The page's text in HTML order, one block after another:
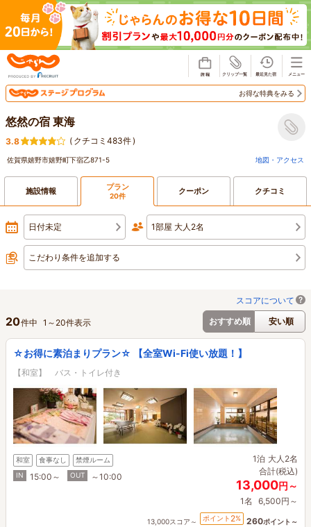
お得な特典をみる
悠然の宿 東海
3.8 ( クチコミ483件)
佐賀県嬉野市嬉野町下宿乙871-5 地図・アクセス
施設情報 プラン
20件 クーポン クチコミ
日付未定 1部屋 大人2名
こだわり条件を追加する
スコアについて
おすすめ順
安い順
20件中 1 ～ 20件表示
☆お得に素泊まりプラン☆ 【全室Wi-Fi使い放題！】
【和室】 バス・トイレ付き
和室 食事なし
禁煙ルーム
IN
15:00～ OUT ～10:00
1泊 大人2名
合計(税込)
13,000円～
1名 6,500円～
13,000スコア～ ポイント 2% 260ポイント～